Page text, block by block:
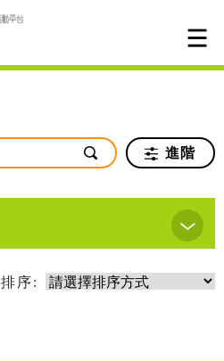
進階
排序: